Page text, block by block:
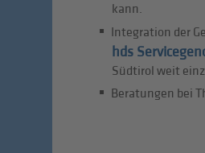
kann.
Integration der
hds
Südtirol weit
Beratungen bei